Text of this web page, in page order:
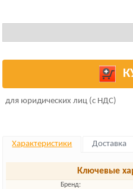
для юридических лиц (с НДС)
Характеристики Доставка
Ключевые
Бренд: